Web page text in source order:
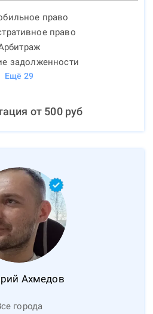
право
право
задолженности
Ещё 29
от 500руб
Ахмедов
города